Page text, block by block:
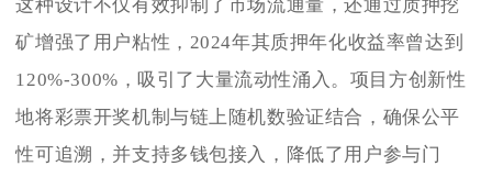
这种设计不仅有效抑制了市场流通量，还通过质押挖
矿增强了用户粘性，2024年其质押年化收益率曾达到
120%-300%，吸引了大量流动性涌入。项目方创新性
地将彩票开奖机制与链上随机数验证结合，确保公平
性可追溯，并支持多钱包接入，降低了用户参与门